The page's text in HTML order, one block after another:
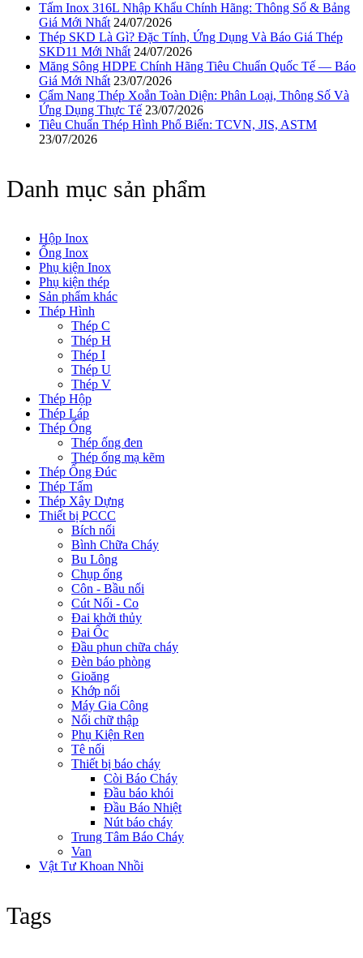
Tấm Inox 316L Nhập Khẩu Chính Hãng: Thông Số & Bảng
Giá Mới Nhất 24/07/2026
Thép SKD Là Gì? Đặc Tính, Ứng Dụng Và Báo Giá Thép
SKD11 Mới Nhất 24/07/2026
Măng Sông HDPE Chính Hãng Tiêu Chuẩn Quốc Tế — Báo
Giá Mới Nhất 23/07/2026
Cẩm Nang Thép Xoắn Toàn Diện: Phân Loại, Thông Số Và
Ứng Dụng Thực Tế 23/07/2026
Tiêu Chuẩn Thép Hình Phổ Biến: TCVN, JIS, ASTM
23/07/2026
Danh mục sản phẩm
Hộp Inox
Ống Inox
Phụ kiện Inox
Phụ kiện thép
Sản phẩm khác
Thép Hình
Thép C
Thép H
Thép I
Thép U
Thép V
Thép Hộp
Thép Láp
Thép Ống
Thép ống đen
Thép ống mạ kẽm
Thép Ống Đúc
Thép Tấm
Thép Xây Dựng
Thiết bị PCCC
Bích nối
Bình Chữa Cháy
Bu Lông
Chụp ống
Côn - Bầu nối
Cút Nối - Co
Đai khởi thủy
Đai Ốc
Đầu phun chữa cháy
Đèn báo phòng
Gioăng
Khớp nối
Máy Gia Công
Nối chữ thập
Phụ Kiện Ren
Tê nối
Thiết bị báo cháy
Còi Báo Cháy
Đầu báo khói
Đầu Báo Nhiệt
Nút báo cháy
Trung Tâm Báo Cháy
Van
Vật Tư Khoan Nhồi
Tags